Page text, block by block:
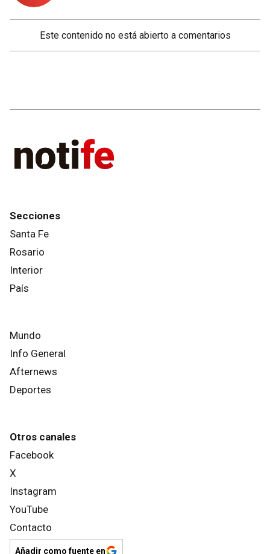
Este contenido no está abierto a comentarios
Secciones
Santa Fe
Rosario
Interior
País
Mundo
Info General
Afternews
Deportes
Otros canales
Facebook
X
Instagram
YouTube
Contacto
Añadir como fuente en